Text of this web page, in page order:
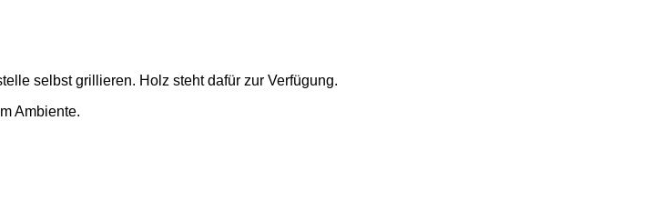
selbst grillieren. Holz steht dafür zur Verfügung.
Ambiente.